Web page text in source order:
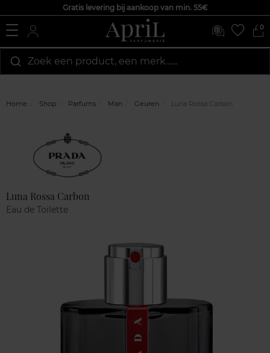
Gratis levering bij aankoop van min. 55€
0
Zoek een product, een merk…...
Home Shop Parfums Man Geuren Luna Rossa Carbon
Luna Rossa Carbon
Eau de Toilette